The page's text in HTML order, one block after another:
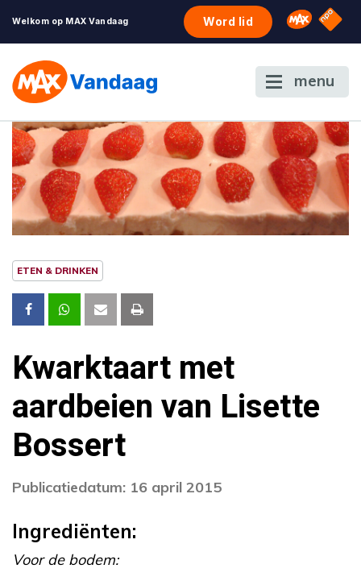
Welkom op MAX Vandaag Word lid Omroep
NPO
menu
ETEN & DRINKEN
Kwarktaart met
aardbeien van Lisette
Bossert
Publicatiedatum: 16 april 2015
Ingrediënten:
Voor de bodem: